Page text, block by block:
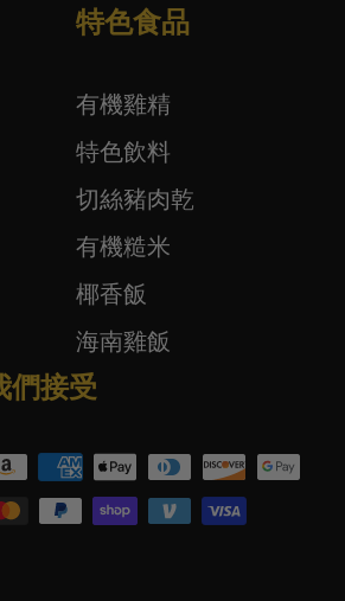
特色食品
有機雞精
特色飲料
切絲豬肉乾
有機糙米
椰香飯
海南雞飯
們接受